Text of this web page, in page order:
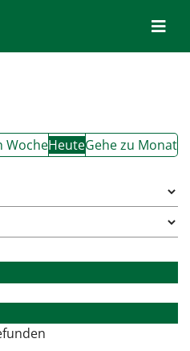
WocheHeuteGehe zu Monat